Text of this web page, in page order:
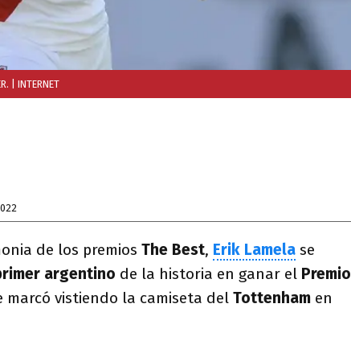
| INTERNET
de los premios The Best, Erik Lamela se
argentino de la historia en ganar el Premio
marcó vistiendo la camiseta del Tottenham en